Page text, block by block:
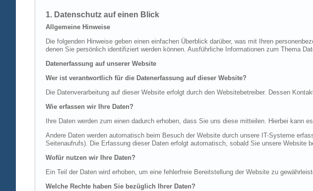
1. Datenschutz auf einen Blick
Allgemeine Hinweise
Die folgenden Hinweise geben einen einfachen Überblick darüber, was mit Ihren
denen Sie persönlich identifiziert werden können. Ausführliche Informationen zum Thema
Datenerfassung auf unserer Website
Wer ist verantwortlich für die Datenerfassung auf dieser Website?
Die Datenverarbeitung auf dieser Website erfolgt durch den Websitebetreiber. Dessen
Wie erfassen wir Ihre Daten?
Ihre Daten werden zum einen dadurch erhoben, dass Sie uns diese mitteilen. Hierbei kann
Andere Daten werden automatisch beim Besuch der Website durch unsere IT-Systeme
Seitenaufrufs). Die Erfassung dieser Daten erfolgt automatisch, sobald Sie unsere Website
Wofür nutzen wir Ihre Daten?
Ein Teil der Daten wird erhoben, um eine fehlerfreie Bereitstellung der Website zu
Welche Rechte haben Sie bezüglich Ihrer Daten?